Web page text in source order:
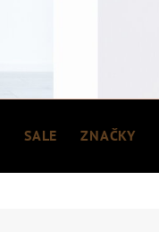
SALE ZNAČKY